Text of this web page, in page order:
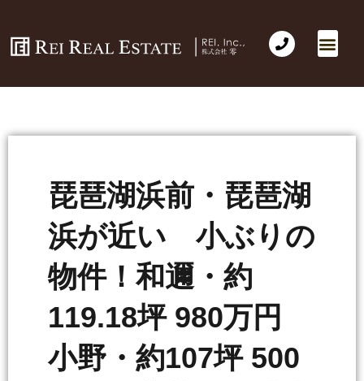
琵琶湖浜前・琵琶湖
浜が近い 小ぶりの
物件！和邇・約
119.18坪 980万円
小野・約107坪 500